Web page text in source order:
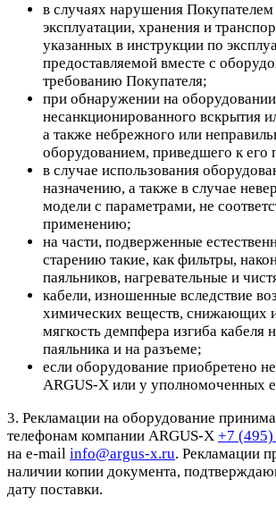
в случаях нарушения Покупателем
эксплуатации, хранения и
указанных в инструкции по
предоставляемой вместе с
требованию Покупателя;
при обнаружении на
несанкционированного вскрытия
а также небрежного или
оборудованием, приведшего к
в случае использования
назначению, а также в случае
модели с параметрами, не
применению;
на части, подверженные
старению такие, как фильтры,
паяльников, нагревательные и
кабели, изношенные вследствие
химических веществ, снижающих
мягкость демпфера изгиба кабеля
паяльника и на разъеме;
если оборудование приобретено
ARGUS-X или у уполномоченных
3. Рекламации на оборудование
телефонам компании ARGUS-X +7 (495)
на e-mail info@argus-x.ru. Рекламации
наличии копии документа,
дату поставки.